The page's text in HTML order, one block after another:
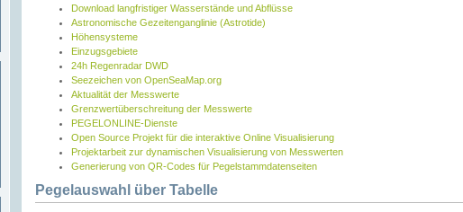
Download langfristiger Wasserstände und Abflüsse
Astronomische Gezeitenganglinie (Astrotide)
Höhensysteme
Einzugsgebiete
24h Regenradar DWD
Seezeichen von OpenSeaMap.org
Aktualität der Messwerte
Grenzwertüberschreitung der Messwerte
PEGELONLINE-Dienste
Open Source Projekt für die interaktive Online Visualisierung
Projektarbeit zur dynamischen Visualisierung von Messwerten
Generierung von QR-Codes für Pegelstammdatenseiten
Pegelauswahl über Tabelle